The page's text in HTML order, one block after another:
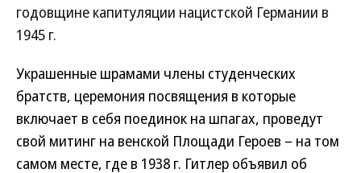
годовщине капитуляции нацистской Германии в
1945 г.
Украшенные шрамами члены студенческих
братств, церемония посвящения в которые
включает в себя поединок на шпагах, проведут
свой митинг на венской Площади Героев – на том
самом месте, где в 1938 г. Гитлер объявил об